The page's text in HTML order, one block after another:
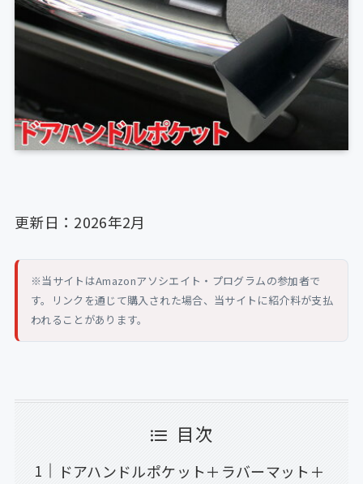
更新日：2026年2月
※当サイトはAmazonアソシエイト・プログラムの参加者で
す。リンクを通じて購入された場合、当サイトに紹介料が支払
われることがあります。
目次
ドアハンドルポケット＋ラバーマット＋